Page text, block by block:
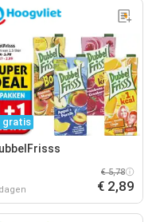
gratis
€ 5,78
€ 2,89